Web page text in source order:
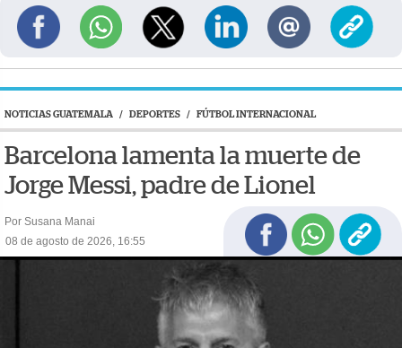
NOTICIAS GUATEMALA / DEPORTES / FÚTBOL INTERNACIONAL
Barcelona lamenta la muerte de
Jorge Messi, padre de Lionel
Por Susana Manai
08 de agosto de 2026, 16:55